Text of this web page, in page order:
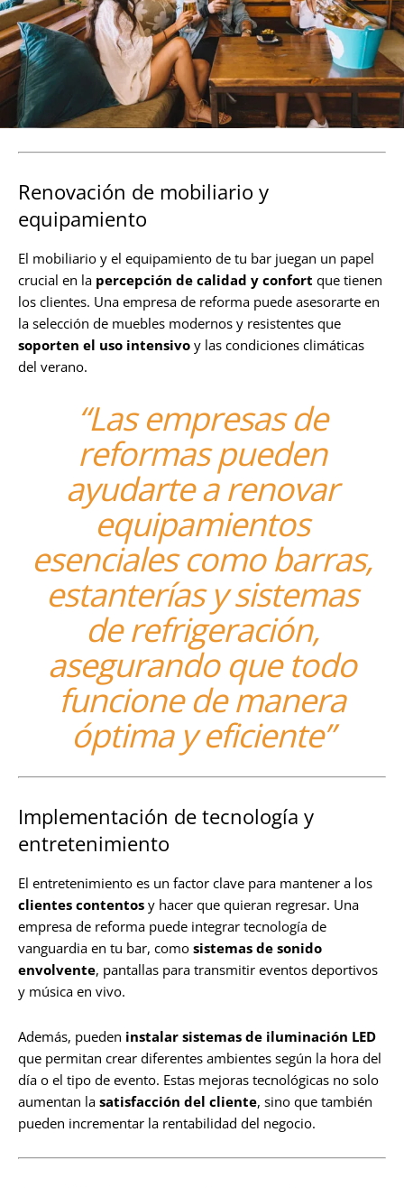
Renovación de mobiliario y
equipamiento
El mobiliario y el equipamiento de tu bar juegan un papel
crucial en la percepción de calidad y confort que tienen
los clientes. Una empresa de reforma puede asesorarte en
la selección de muebles modernos y resistentes que
soporten el uso intensivo y las condiciones climáticas
del verano.
“Las empresas de
reformas pueden
ayudarte a renovar
equipamientos
esenciales como barras,
estanterías y sistemas
de refrigeración,
asegurando que todo
funcione de manera
óptima y eficiente”
Implementación de tecnología y
entretenimiento
El entretenimiento es un factor clave para mantener a los
clientes contentos y hacer que quieran regresar. Una
empresa de reforma puede integrar tecnología de
vanguardia en tu bar, como sistemas de sonido
envolvente, pantallas para transmitir eventos deportivos
y música en vivo.
Además, pueden instalar sistemas de iluminación LED
que permitan crear diferentes ambientes según la hora del
día o el tipo de evento. Estas mejoras tecnológicas no solo
aumentan la satisfacción del cliente, sino que también
pueden incrementar la rentabilidad del negocio.